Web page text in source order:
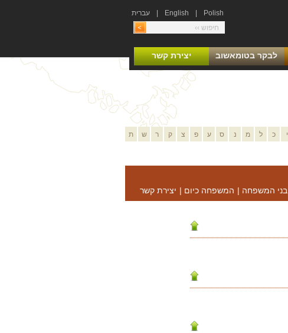
Polish
English עברית
לבקר בטומאשוב יצירת קשר
י כ ל מ נ ס ע פ צ ק ר ש ת
בני המשפחה | המשפחה כיום | יצירת קשר